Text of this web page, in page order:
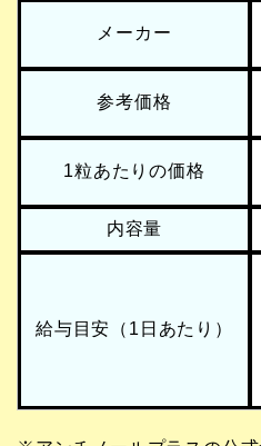
メーカー
参考価格
1粒あたりの価格
内容量
給与目安（1日あたり）